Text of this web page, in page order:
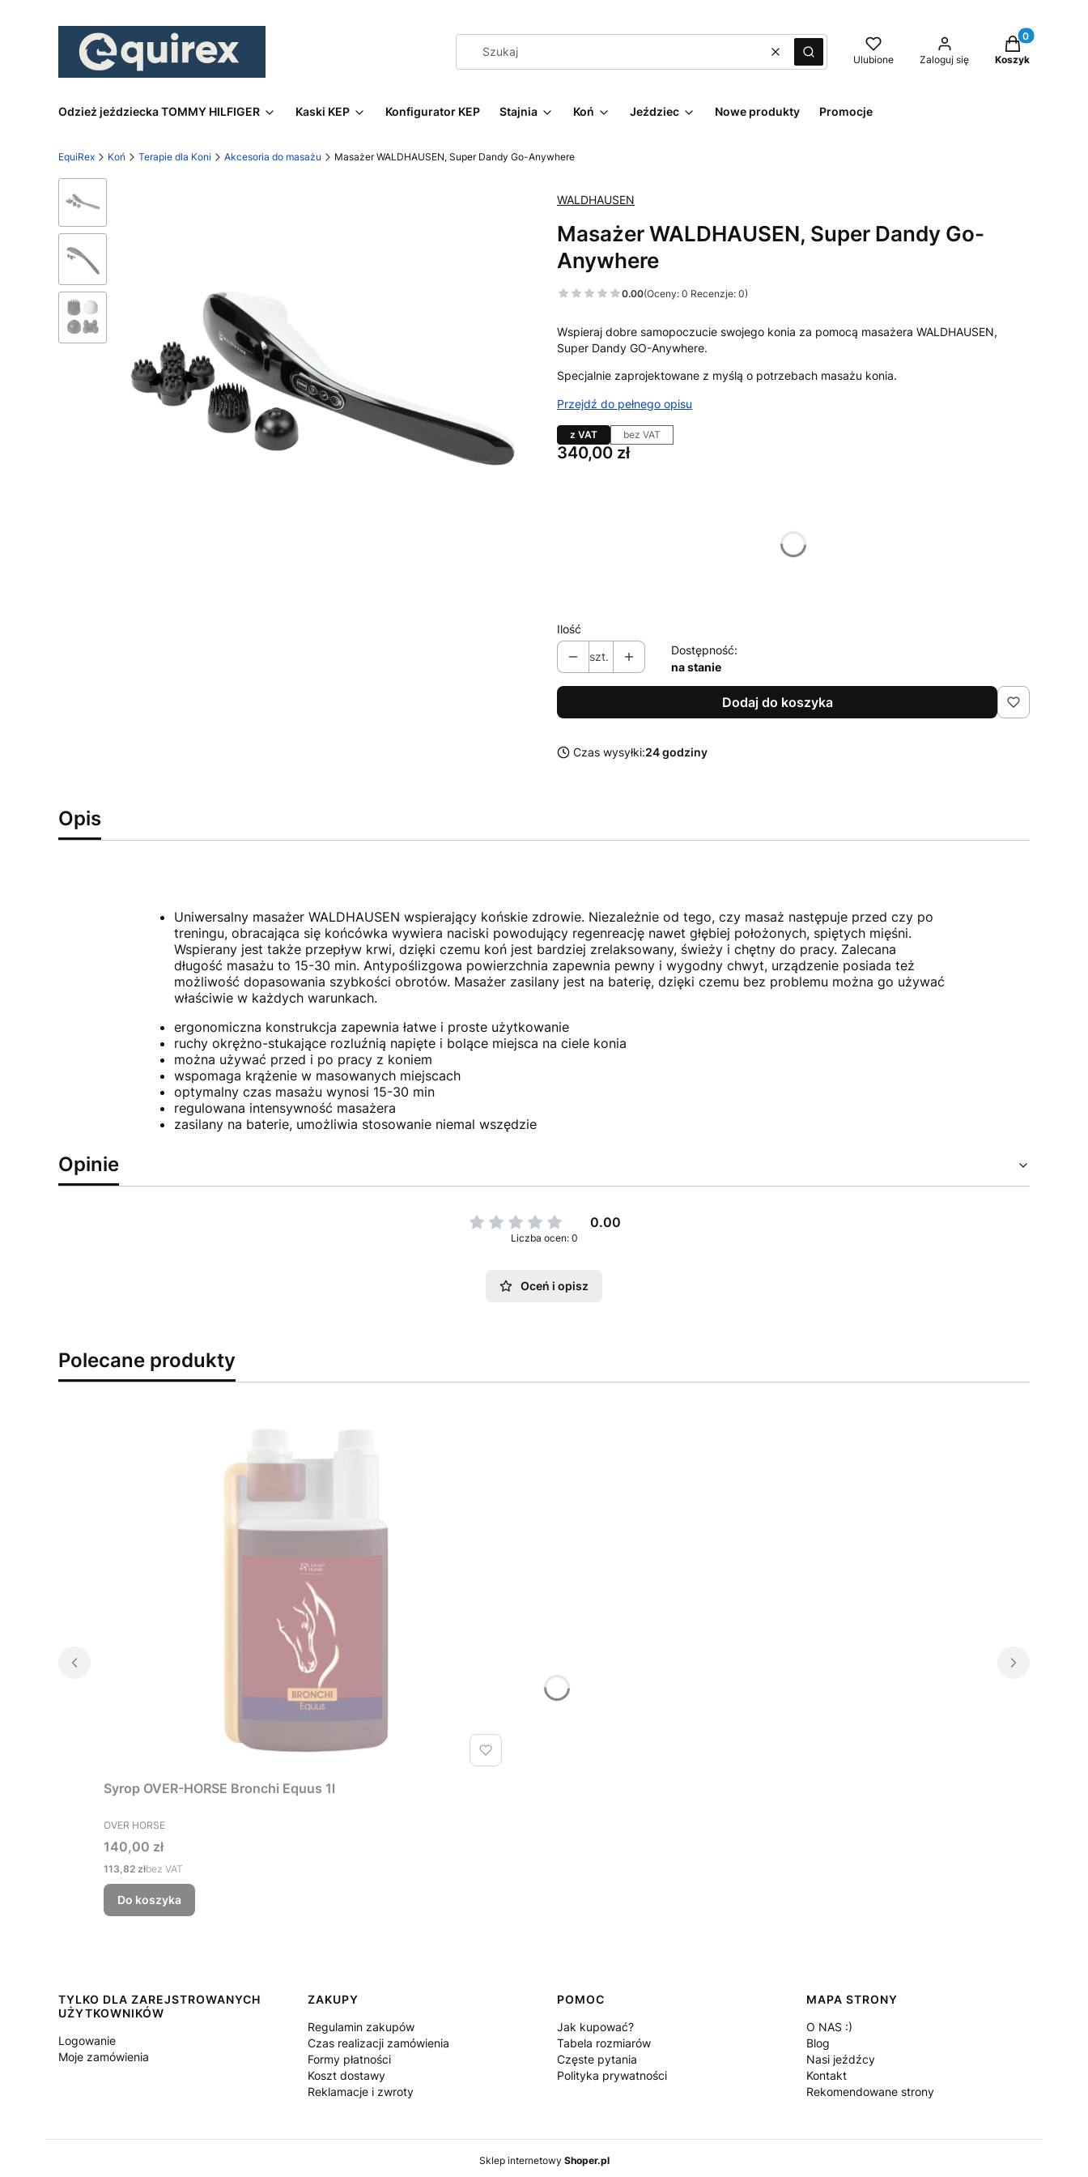
WyczyśćSzukaj Ulubione Zaloguj się
Produkty w
Koszyk
Odzież jeździecka TOMMY HILFIGER Kaski KEP Konfigurator KEP Stajnia Koń Jeździec Nowe produkty Promocje
EquiRex Koń Terapie dla Koni Akcesoria do masażu Masażer WALDHAUSEN, Super Dandy Go-Anywhere
WALDHAUSEN
Masażer WALDHAUSEN, Super Dandy Go-
Anywhere
0.00(Oceny: 0 Recenzje: 0)
Wspieraj dobre samopoczucie swojego konia za pomocą masażera WALDHAUSEN,
Super Dandy GO-Anywhere.
Specjalnie zaprojektowane z myślą o potrzebach masażu konia.
Przejdź do pełnego opisu
z VAT bez VAT
Cena
340,00 zł
Ilość
szt.
Dostępność:
na stanie
Dodaj do koszyka
Czas wysyłki:24 godziny
Opis
Uniwersalny masażer WALDHAUSEN wspierający końskie zdrowie. Niezależnie od tego, czy masaż następuje przed czy po
treningu, obracająca się końcówka wywiera naciski powodujący regenreację nawet głębiej położonych, spiętych mięśni.
Wspierany jest także przepływ krwi, dzięki czemu koń jest bardziej zrelaksowany, świeży i chętny do pracy. Zalecana
długość masażu to 15-30 min. Antypoślizgowa powierzchnia zapewnia pewny i wygodny chwyt, urządzenie posiada też
możliwość dopasowania szybkości obrotów. Masażer zasilany jest na baterię, dzięki czemu bez problemu można go używać
właściwie w każdych warunkach.
ergonomiczna konstrukcja zapewnia łatwe i proste użytkowanie
ruchy okrężno-stukające rozluźnią napięte i bolące miejsca na ciele konia
można używać przed i po pracy z koniem
wspomaga krążenie w masowanych miejscach
optymalny czas masażu wynosi 15-30 min
regulowana intensywność masażera
zasilany na baterie, umożliwia stosowanie niemal wszędzie
Opinie
0.00
Liczba ocen: 0
Oceń i opisz
Polecane produkty
Syrop OVER-HORSE Bronchi Equus 1l
PRODUCENT
OVER HORSE
Cena
140,00 zł
Cena
113,82 złbez VAT
Do koszyka
Linki w stopce
TYLKO DLA ZAREJSTROWANYCH
UŻYTKOWNIKÓW
Logowanie
Moje zamówienia
ZAKUPY
Regulamin zakupów
Czas realizacji zamówienia
Formy płatności
Koszt dostawy
Reklamacje i zwroty
POMOC
Jak kupować?
Tabela rozmiarów
Częste pytania
Polityka prywatności
MAPA STRONY
O NAS :)
Blog
Nasi jeźdźcy
Kontakt
Rekomendowane strony
Sklep internetowy Shoper.pl